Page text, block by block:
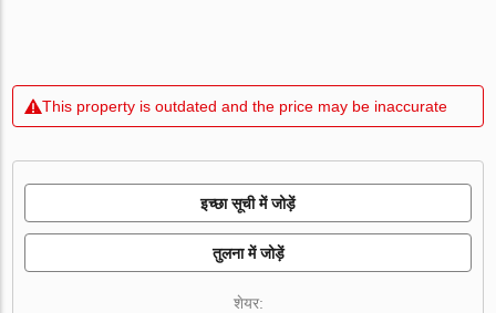
This property is outdated and the price may be inaccurate
इच्छा सूची में जोड़ें
तुलना में जोड़ें
शेयर: